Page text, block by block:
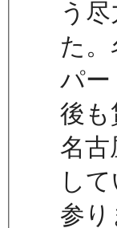
う
た
パー
後も
名古
し
参り